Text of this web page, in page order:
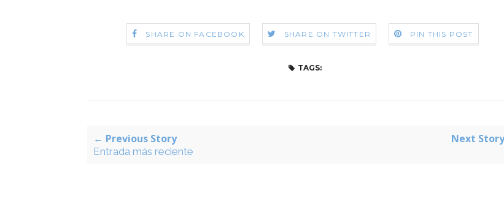
SHARE ON FACEBOOK SHARE ON TWITTER PIN THIS POST
TAGS:
← Previous Story
Entrada más reciente
Next